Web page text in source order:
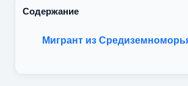
Содержание
Мигрант из